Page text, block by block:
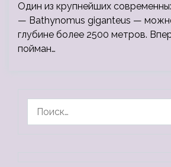
Один из крупнейших
— Bathynomus giganteus —
глубине более 2500 метров.
пойман…